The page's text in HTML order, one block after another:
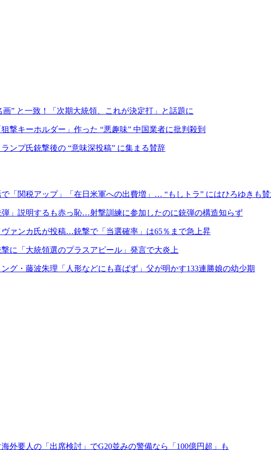
” と一致！「次期大統領、これが決定打」と話題に
撃キーホルダー」作った “悪趣味” 中国業者に批判殺到
ンプ氏銃撃後の “意味深投稿” に集まる賛辞
「関税アップ」「在日米軍への出費増」… “もしトラ” にはひろゆきも
」説明するも赤っ恥…射撃訓練に参加したのに銃弾の構造知らず
ァンカ氏が投稿…銃撃で「当選確率」は65％まで急上昇
に「大統領選のプラスアピール」発言で大炎上
グ・藤波朱理「人形などにも喜ばず」父が明かす133連勝娘の幼少期
外要人の「出席検討」でG20並みの警備なら「100億円超」も